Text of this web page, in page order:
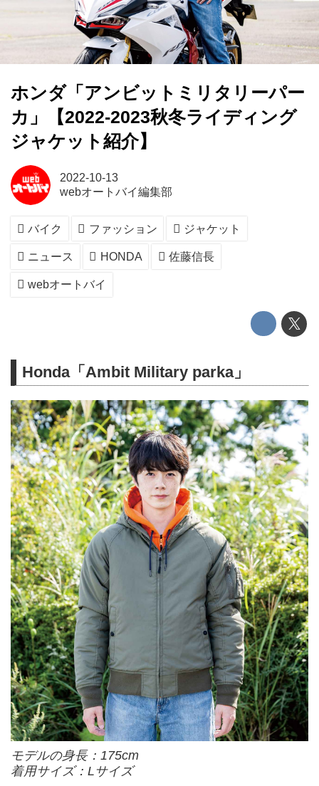
ホンダ「アンビットミリタリーパー
カ」【2022-2023秋冬ライディング
ジャケット紹介】
2022-10-13
webオートバイ編集部
バイク ファッション ジャケット
ニュース HONDA 佐藤信長
webオートバイ
Honda「Ambit Military parka」
モデルの身長：175cm
着用サイズ：Lサイズ